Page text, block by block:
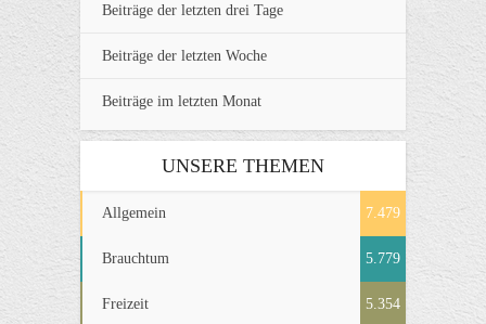
Beiträge der letzten drei Tage
Beiträge der letzten Woche
Beiträge im letzten Monat
UNSERE THEMEN
Allgemein 7.479
Brauchtum 5.779
Freizeit 5.354